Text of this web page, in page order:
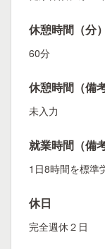
休憩時間（分）
60分
休憩時間（備
未入力
就業時間（備
1日8時間を標準
休日
完全週休２日